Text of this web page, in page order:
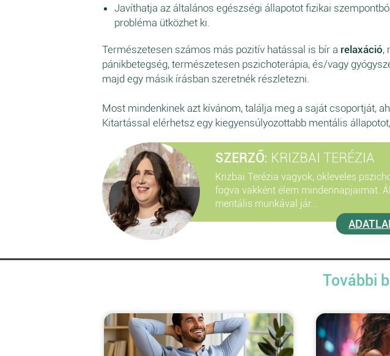
Javíthatja az általános egészségi állapotot fizikai
probléma ütközhet ki.
Természetesen számos más pozitív hatással is bír a relaxáció,
pánikbetegség, természetesen pszichoterápia, és/vagy
majd egy másik írásban szeretnék részletezni.
Most mindenkinek azt kívánom, találja meg a saját csoportját,
Kitartással elérhetsz egy kiegyensúlyozottabb mentális
SZERZŐ: KRIZBAI TERÉZIA
Krizbai Terézia vagyok, okleveles
fogva vakként élem mindennapjaimat.
mentális munkával jár...
További